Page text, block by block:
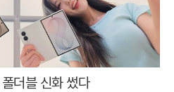
더블 신화 썼다